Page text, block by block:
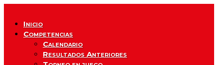
Inicio
Competencias
Calendario
Resultados Anteriores